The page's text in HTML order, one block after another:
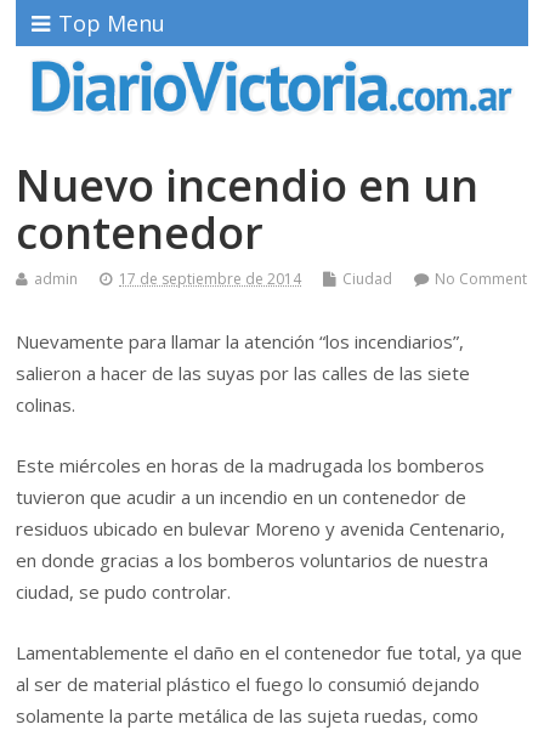
Top Menu
Nuevo incendio en un
contenedor
admin 17 de septiembre de 2014 Ciudad No Comment
Nuevamente para llamar la atención “los incendiarios”,
salieron a hacer de las suyas por las calles de las siete
colinas.
Este miércoles en horas de la madrugada los bomberos
tuvieron que acudir a un incendio en un contenedor de
residuos ubicado en bulevar Moreno y avenida Centenario,
en donde gracias a los bomberos voluntarios de nuestra
ciudad, se pudo controlar.
Lamentablemente el daño en el contenedor fue total, ya que
al ser de material plástico el fuego lo consumió dejando
solamente la parte metálica de las sujeta ruedas, como